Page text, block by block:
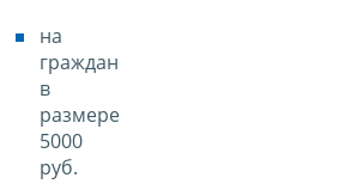
на
граждан
в
размере
5000
руб.